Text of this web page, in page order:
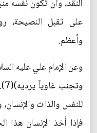
النقد، وأن تكون نفسه
على تقبل النصيحة،
وأعظم.
وعن الإمام علي عليه
للنفس والذات
فإذا أخذ الإنسان